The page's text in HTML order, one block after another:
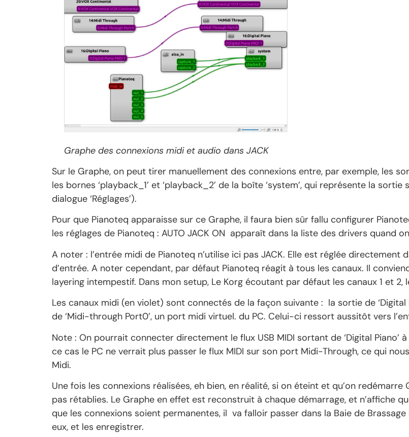
Graphe des connexions midi et audio dans JACK
Sur le Graphe, on peut tirer manuellement des connexions entre, par exemple, les
les bornes ‘playback_1’ et ‘playback_2’ de la boîte ‘system’, qui représente la
dialogue ‘Réglages’).
Pour que Pianoteq apparaisse sur ce Graphe, il faura bien sûr fallu configurer
les réglages de Pianoteq : AUTO JACK ON apparaît dans la liste des drivers quand
A noter : l’entrée midi de Pianoteq n’utilise ici pas JACK. Elle est réglée
d’entrée. A noter cependant, par défaut Pianoteq réagit à tous les canaux. Il
layering intempestif. Dans mon setup, Le Korg écoutant par défaut les canaux 1 et
Les canaux midi (en violet) sont connectés de la façon suivante : la sortie de ‘Digital
de ‘Midi-through Port0’, un port midi virtuel. du PC. Celui-ci ressort aussitôt vers
Note : On pourrait connecter directement le flux USB MIDI sortant de ‘Digital Piano’ à
ce cas le PC ne verrait plus passer le flux MIDI sur son port Midi-Through, ce qui
Midi.
Une fois les connexions réalisées, eh bien, en réalité, si on éteint et qu’on redémarre
pas rétablies. Le Graphe en effet est reconstruit à chaque démarrage, et n’affiche
que les connexions soient permanentes, il va falloir passer dans la Baie de
eux, et les enregistrer.